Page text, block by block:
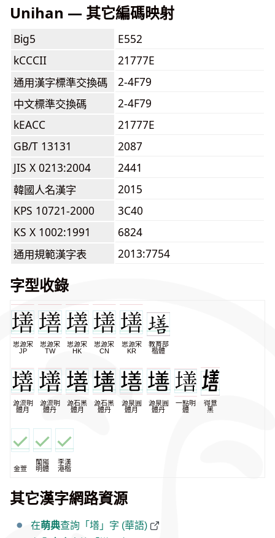
Unihan — 其它編碼映射
Big5
E552
kCCCII
21777E
通用漢字標準交換碼
2-4F79
中文標準交換碼
2-4F79
kEACC
21777E
GB/T 13131
2087
JIS X 0213:2004
2441
韓國人名漢字
2015
KPS 10721-2000
3C40
KS X 1002:1991
6824
通用規範漢字表
2013:7754
字型收錄
思源宋
JP
思源宋
TW
思源宋
HK
思源宋
CN
思源宋
KR
教育部
楷體
源流明
體月
源流明
體丹
源石黑
體月
源石黑
體丹
源泉圓
體月
源泉圓
體丹
一點明
體
得意
黑
金萱
蘭陽
明體
李漢
港楷
其它漢字網路資源
在萌典查詢「墡」字 (華語)